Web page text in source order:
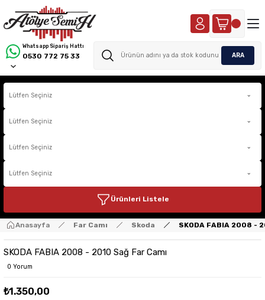
Whatsapp Sipariş Hattı
0530 772 75 33 ARA
Ürünleri Listele
Anasayfa Far Camı Skoda SKODA FABIA 2008 -
SKODA FABIA 2008 - 2010 Sağ Far Camı
0 Yorum
₺1.350,00